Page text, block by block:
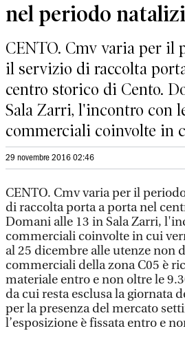
nel periodo
CENTO. Cmv varia per il
il servizio di raccolta
centro storico di Cento.
Sala Zarri, l'incontro con
commerciali coinvolte in
29 novembre 2016 02:46
CENTO. Cmv varia per il
di raccolta porta a porta nel
Domani alle 13 in Sala Zarri,
commerciali coinvolte in cui
al 25 dicembre alle utenze non
commerciali della zona C05 è
materiale entro e non oltre le
da cui resta esclusa la giornata
per la presenza del mercato
l’esposizione è fissata entro e